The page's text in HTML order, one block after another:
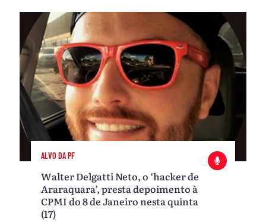
ALVO DA PF
Walter Delgatti Neto, o ‘hacker de
Araraquara’, presta depoimento à
CPMI do 8 de Janeiro nesta quinta
(17)